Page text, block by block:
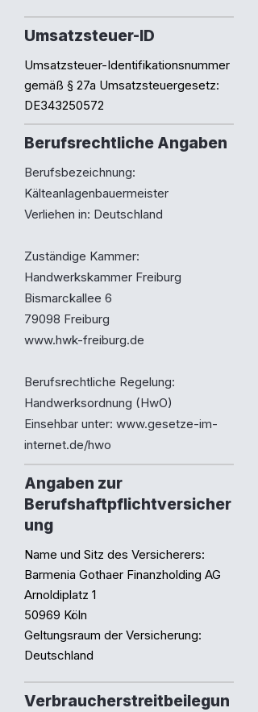
Umsatzsteuer-ID
Umsatzsteuer-Identifikationsnummer
gemäß § 27a Umsatzsteuergesetz:
DE343250572
Berufsrechtliche Angaben
Berufsbezeichnung:
Kälteanlagenbauermeister
Verliehen in: Deutschland
Zuständige Kammer:
Handwerkskammer Freiburg
Bismarckallee 6
79098 Freiburg
www.hwk-freiburg.de
Berufsrechtliche Regelung:
Handwerksordnung (HwO)
Einsehbar unter: www.gesetze-im-
internet.de/hwo
Angaben zur
Berufshaftpflichtversicher
ung
Name und Sitz des Versicherers:
Barmenia Gothaer Finanzholding AG
Arnoldiplatz 1
50969 Köln
Geltungsraum der Versicherung:
Deutschland
Verbraucherstreitbeilegun